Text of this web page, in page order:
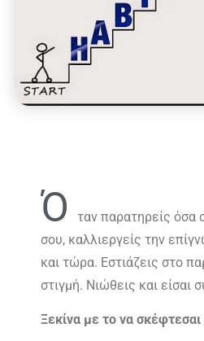
Ό
ταν παρατηρείς όσα
σου, καλλιεργείς την
και τώρα. Εστιάζεις στο
στιγμή. Νιώθεις και είσαι
Ξεκίνα με το να